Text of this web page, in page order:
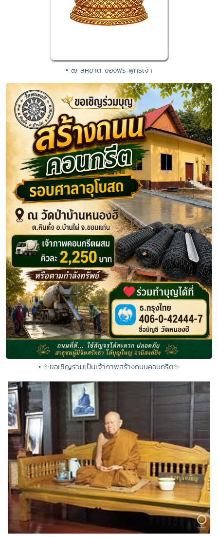
• ๗ สหชาติ ของพระพุทธเจ้า
• ✨ขอเชิญร่วมเป็นเจ้าภาพสร้างถนนคอนกรีต✨